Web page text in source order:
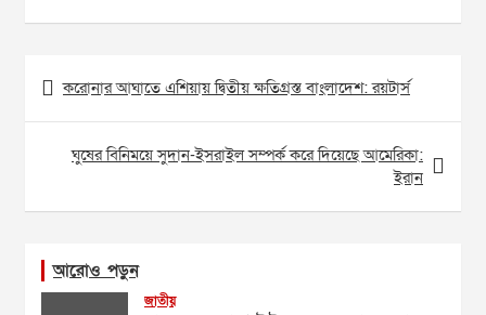
Post
navigation
করোনার আঘাতে এশিয়ায় দ্বিতীয় ক্ষতিগ্রস্ত বাংলাদেশ: রয়টার্স
ঘুষের বিনিময়ে সুদান-ইসরাইল সম্পর্ক করে দিয়েছে আমেরিকা:
ইরান
আরোও পড়ুন
জাতীয়